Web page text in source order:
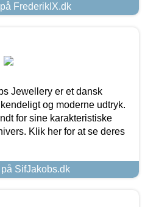
FrederikIX.dk
Jewellery er et dansk
og moderne udtryk.
for sine karakteristiske
Klik her for at se deres
SifJakobs.dk